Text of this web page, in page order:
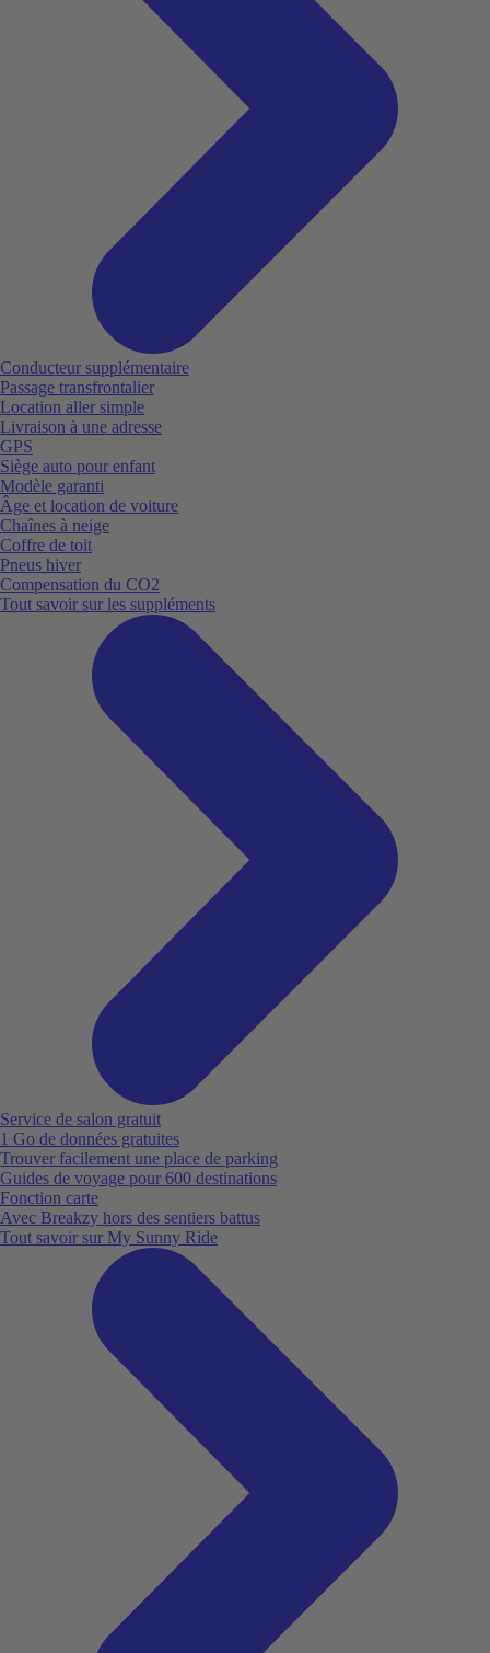
Conducteur supplémentaire
Passage transfrontalier
Location aller simple
Livraison à une adresse
GPS
Siège auto pour enfant
Modèle garanti
Âge et location de voiture
Chaînes à neige
Coffre de toit
Pneus hiver
Compensation du CO2
Tout savoir sur les suppléments
Service de salon gratuit
1 Go de données gratuites
Trouver facilement une place de parking
Guides de voyage pour 600 destinations
Fonction carte
Avec Breakzy hors des sentiers battus
Tout savoir sur My Sunny Ride